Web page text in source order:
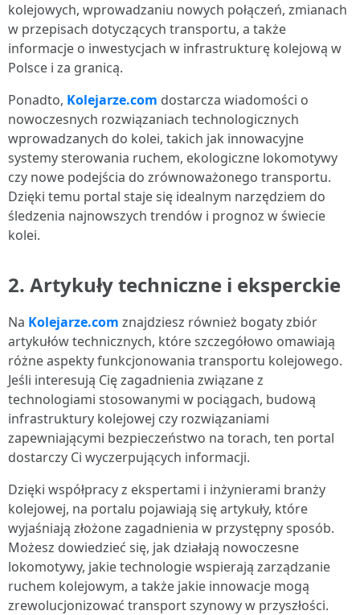
kolejowych, wprowadzaniu nowych połączeń, zmianach
w przepisach dotyczących transportu, a także
informacje o inwestycjach w infrastrukturę kolejową w
Polsce i za granicą.
Ponadto, Kolejarze.com dostarcza wiadomości o
nowoczesnych rozwiązaniach technologicznych
wprowadzanych do kolei, takich jak innowacyjne
systemy sterowania ruchem, ekologiczne lokomotywy
czy nowe podejścia do zrównoważonego transportu.
Dzięki temu portal staje się idealnym narzędziem do
śledzenia najnowszych trendów i prognoz w świecie
kolei.
2. Artykuły techniczne i eksperckie
Na Kolejarze.com znajdziesz również bogaty zbiór
artykułów technicznych, które szczegółowo omawiają
różne aspekty funkcjonowania transportu kolejowego.
Jeśli interesują Cię zagadnienia związane z
technologiami stosowanymi w pociągach, budową
infrastruktury kolejowej czy rozwiązaniami
zapewniającymi bezpieczeństwo na torach, ten portal
dostarczy Ci wyczerpujących informacji.
Dzięki współpracy z ekspertami i inżynierami branży
kolejowej, na portalu pojawiają się artykuły, które
wyjaśniają złożone zagadnienia w przystępny sposób.
Możesz dowiedzieć się, jak działają nowoczesne
lokomotywy, jakie technologie wspierają zarządzanie
ruchem kolejowym, a także jakie innowacje mogą
zrewolucjonizować transport szynowy w przyszłości.